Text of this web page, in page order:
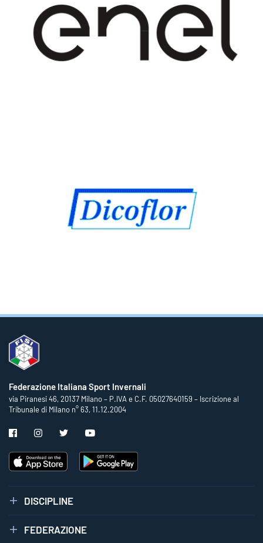
Federazione Italiana Sport Invernali
via Piranesi 46, 20137 Milano – P.IVA e C.F. 05027640159 – Iscrizione al
Tribunale di Milano n° 63, 11.12.2004
DISCIPLINE
FEDERAZIONE